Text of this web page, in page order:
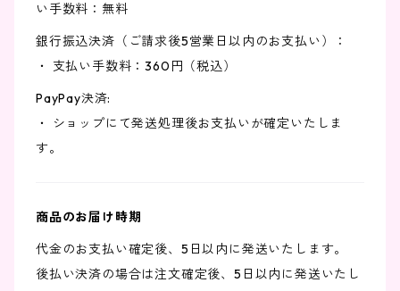
い手数料：無料
銀行振込決済（ご請求後5営業日以内のお支払い）：
・ 支払い手数料：360円（税込）
PayPay決済:
・ ショップにて発送処理後お支払いが確定いたしま
す。
商品のお届け時期
代金のお支払い確定後、5日以内に発送いたします。
後払い決済の場合は注文確定後、5日以内に発送いたし